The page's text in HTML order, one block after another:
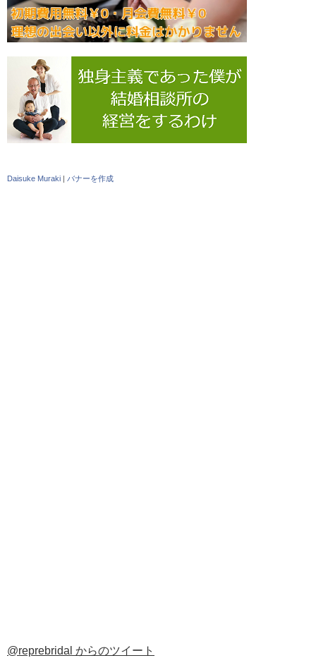
Daisuke Muraki | バナーを作成
@reprebridal からのツイート